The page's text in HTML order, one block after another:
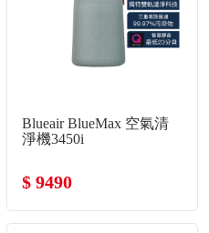
Blueair BlueMax 空氣清
淨機3450i
$ 9490